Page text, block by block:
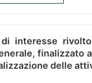
di interesse
finalizzato
delle